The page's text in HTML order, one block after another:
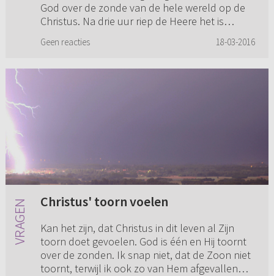
God over de zonde van de hele wereld op de
Christus. Na drie uur riep de Heere het is
dacht: hoe weet je ...
Geen reacties 18-03-2016
Christus' toorn voelen
Kan het zijn, dat Christus in dit leven al Zijn
toorn doet gevoelen. God is één en Hij toornt
over de zonden. Ik snap niet, dat de Zoon niet
toornt, terwijl ik ook zo van Hem afgevallen